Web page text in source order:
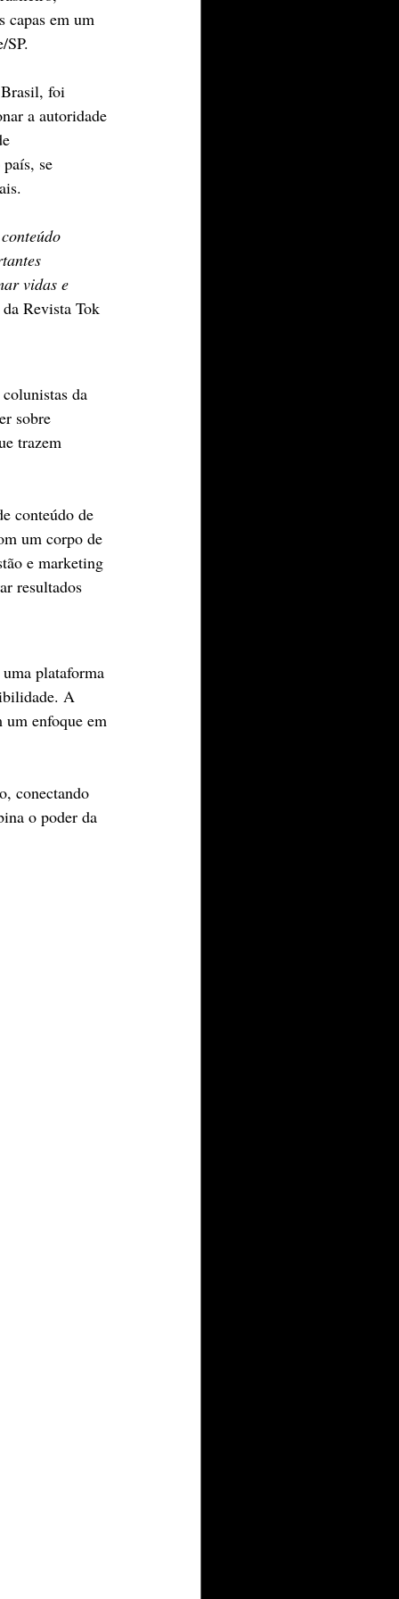
capas em um
foi
a autoridade
se
vidas e
Revista Tok
da
sobre
trazem
conteúdo de
um corpo de
e marketing
resultados
plataforma
A
um enfoque em
conectando
o poder da